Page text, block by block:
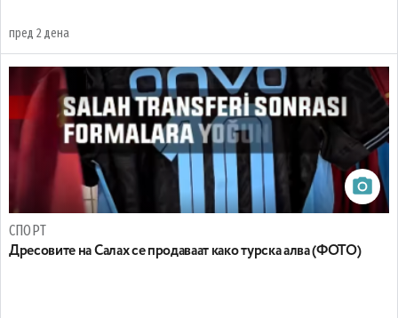
пред 2 дена
СПОРТ
Дресовите на Салах се продаваат како турска алва (ФОТО)